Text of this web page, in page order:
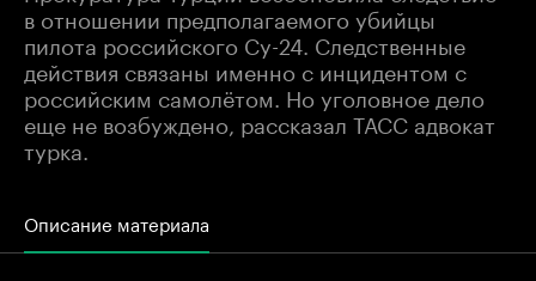
в отношении предполагаемого убийцы
пилота российского Су-24. Следственные
действия связаны именно с инцидентом с
российским самолётом. Но уголовное дело
еще не возбуждено, рассказал ТАСС адвокат
турка.
Описание материала